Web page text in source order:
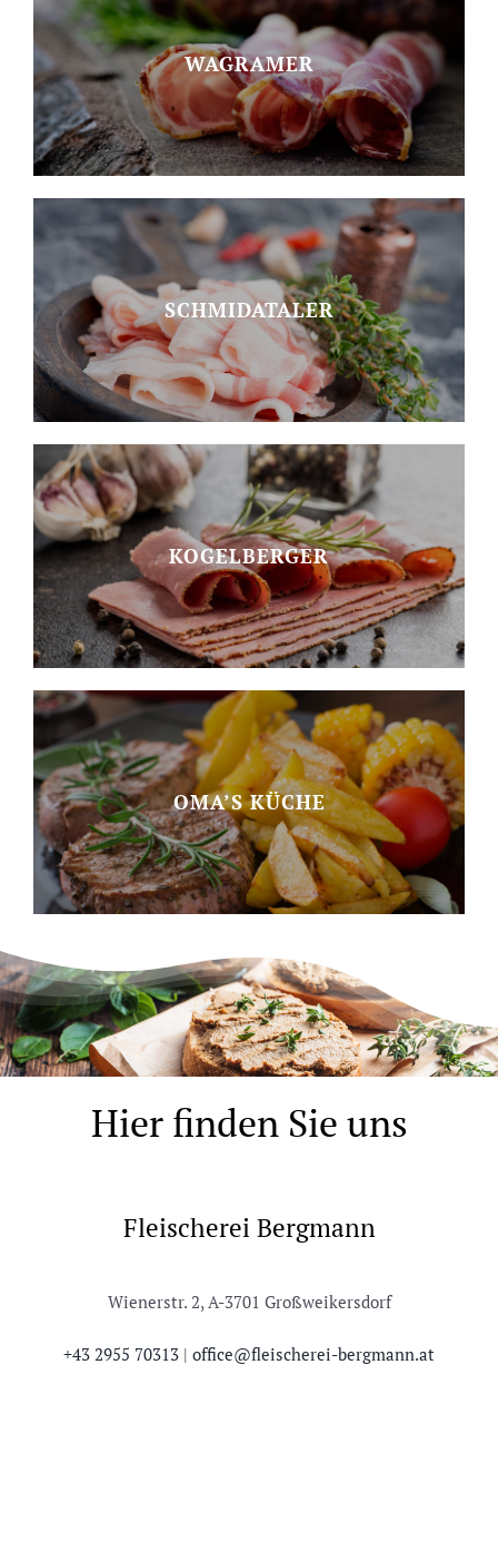
WAGRAMER
SCHMIDATALER
KOGELBERGER
OMA’S KÜCHE
Hier finden Sie uns
Fleischerei Bergmann
Wienerstr. 2, A-3701 Großweikersdorf
+43 2955 70313 | office@fleischerei-bergmann.at